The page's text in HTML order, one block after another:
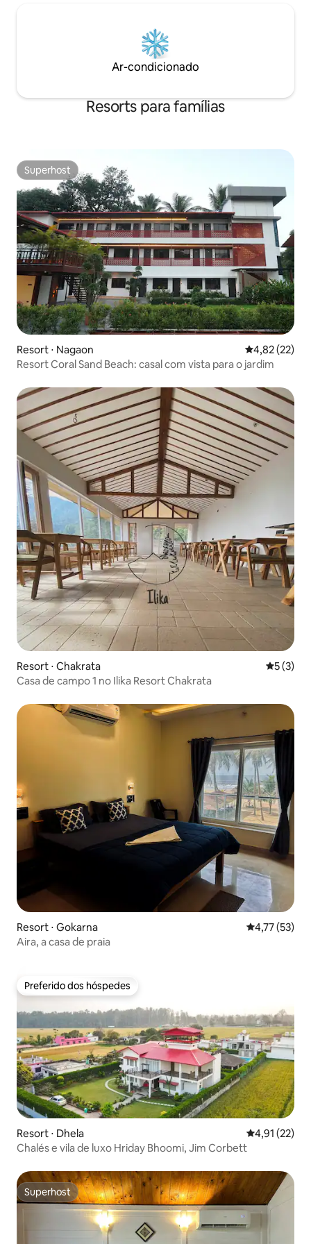
Ar-condicionado
Resorts para famílias
Superhost
Superhost
Resort ⋅ Nagaon 4,82 de uma
4,82 (22)
Resort Coral Sand Beach: casal com vista para o jardim
Resort ⋅ Chakrata 5 de
5 (3)
Casa de campo 1 no Ilika Resort Chakrata
Resort ⋅ Gokarna 4,77 de uma
4,77 (53)
Aira, a casa de praia
Preferido dos hóspedes
Preferido dos hóspedes
Resort ⋅ Dhela 4,91 de uma
4,91 (22)
Chalés e vila de luxo Hriday Bhoomi, Jim Corbett
Superhost
Superhost